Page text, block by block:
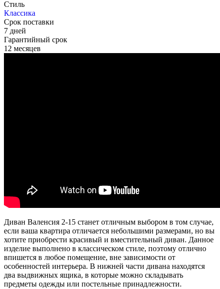
Стиль
Классика
Срок поставки
7 дней
Гарантийный срок
12 месяцев
Диван Валенсия 2-15 станет отличным выбором в том случае,
если ваша квартира отличается небольшими размерами, но вы
хотите приобрести красивый и вместительный диван. Данное
изделие выполнено в классическом стиле, поэтому отлично
впишется в любое помещение, вне зависимости от
особенностей интерьера. В нижней части дивана находятся
два выдвижных ящика, в которые можно складывать
предметы одежды или постельные принадлежности.